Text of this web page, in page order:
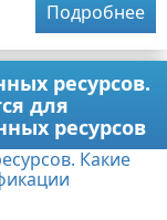
Подробнее
ресурсов.
для
ресурсов